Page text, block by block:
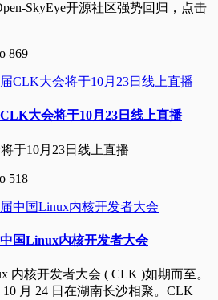
SkyEye开源社区强势回归，点击
869
大会将于10月23日线上直播
于10月23日线上直播
518
国Linux内核开发者大会
内核开发者大会 ( CLK )如期而至。
月 24 日在湖南长沙相聚。CLK